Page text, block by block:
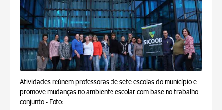
Atividades reúnem professoras de sete escolas do município e
promove mudanças no ambiente escolar com base no trabalho
conjunto - Foto: